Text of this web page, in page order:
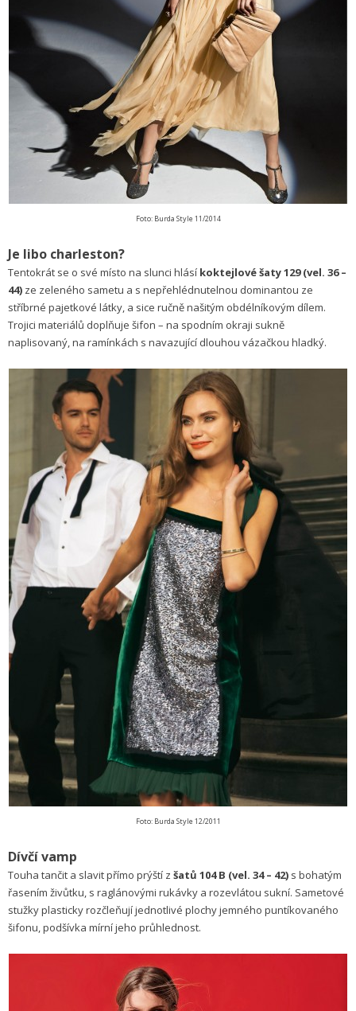
Foto: Burda Style 11/2014
Je libo charleston?
Tentokrát se o své místo na slunci hlásí koktejlové šaty 129 (vel. 36 –
44) ze zeleného sametu a s nepřehlédnutelnou dominantou ze
stříbrné pajetkové látky, a sice ručně našitým obdélníkovým dílem.
Trojici materiálů doplňuje šifon – na spodním okraji sukně
naplisovaný, na ramínkách s navazující dlouhou vázačkou hladký.
Foto: Burda Style 12/2011
Dívčí vamp
Touha tančit a slavit přímo prýští z šatů 104 B (vel. 34 – 42) s bohatým
řasením živůtku, s raglánovými rukávky a rozevlátou sukní. Sametové
stužky plasticky rozčleňují jednotlivé plochy jemného puntíkovaného
šifonu, podšívka mírní jeho průhlednost.